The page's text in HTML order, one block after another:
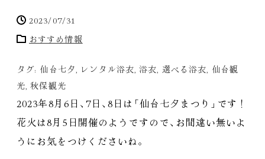
2023/07/31
おすすめ情報
タグ: 仙台七夕 レンタル浴衣 ,浴衣 選べる浴衣 仙台観
光 ,秋保観光
2023年8月6日 、7日 、8日は「仙台七夕まつり 」です！
花火は8月5日開催のようですので、お間違い無いよ
うにお気をつけくださいね。